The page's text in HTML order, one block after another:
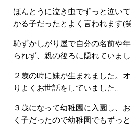
ほんとうに泣き虫でずっと泣い
かる子だったとよく言われます(
恥ずかしがり屋で自分の名前や
られず、親の後ろに隠れていまし
２歳の時に妹が生まれました。
りよくお世話をしていました。
３歳になって幼稚園に入園し、
く子だったので幼稚園でもずっ